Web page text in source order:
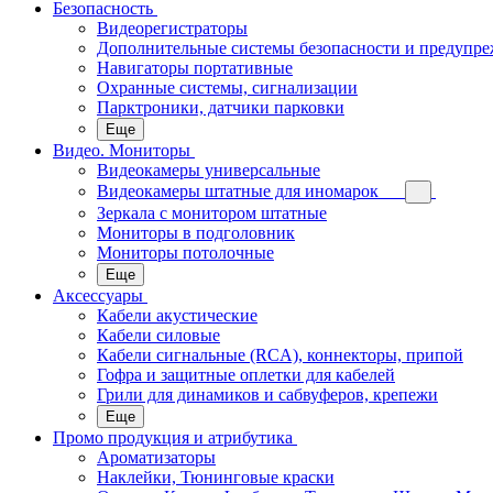
Безопасность
Видеорегистраторы
Дополнительные системы безопасности и
Навигаторы портативные
Охранные системы, сигнализации
Парктроники, датчики парковки
Еще
Видео. Мониторы
Видеокамеры универсальные
Видеокамеры штатные для иномарок
Зеркала с монитором штатные
Мониторы в подголовник
Мониторы потолочные
Еще
Аксессуары
Кабели акустические
Кабели силовые
Кабели сигнальные (RCA), коннекторы, припой
Гофра и защитные оплетки для кабелей
Грили для динамиков и сабвуферов, крепежи
Еще
Промо продукция и атрибутика
Ароматизаторы
Наклейки, Тюнинговые краски